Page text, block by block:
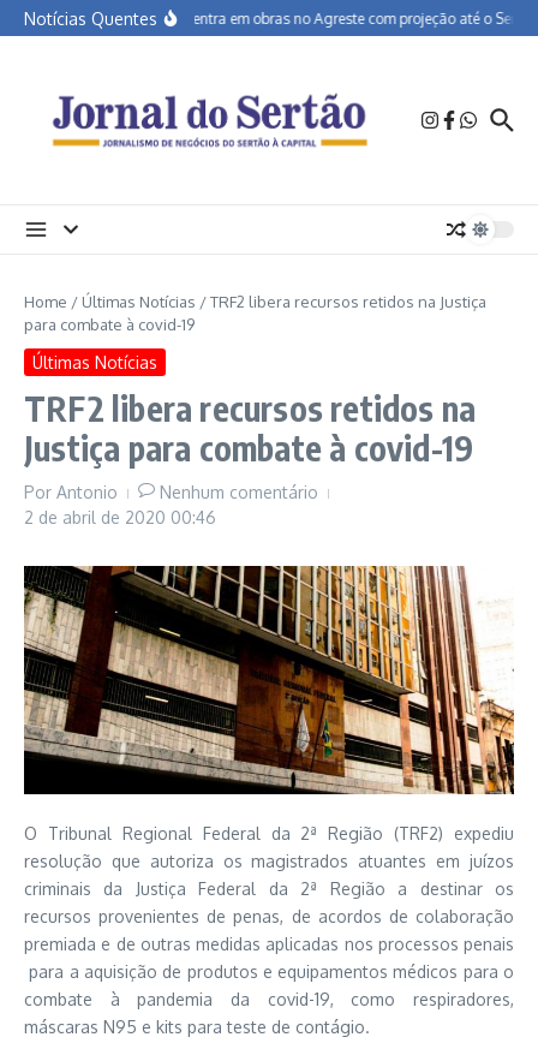
Ir para o conteúdo
Notícias QuentesBR-232 entra em obras no Agreste com projeção até o Sertão
Home / Últimas Notícias /TRF2 libera recursos retidos na Justiça
para combate à covid-19
Últimas Notícias
TRF2 libera recursos retidos na
Justiça para combate à covid-19
Por Antonio
Nenhum comentário
2 de abril de 2020 00:46
O Tribunal Regional Federal da 2ª Região (TRF2) expediu
resolução que autoriza os magistrados atuantes em juízos
criminais da Justiça Federal da 2ª Região a destinar os
recursos provenientes de penas, de acordos de colaboração
premiada e de outras medidas aplicadas nos processos penais
para a aquisição de produtos e equipamentos médicos para o
combate à pandemia da covid-19, como respiradores,
máscaras N95 e kits para teste de contágio.